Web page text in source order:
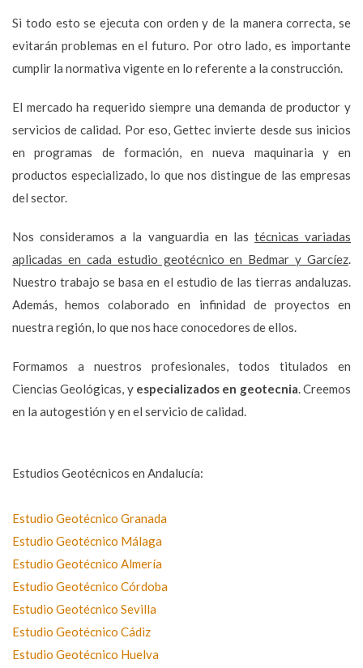
Si todo esto se ejecuta con orden y de la manera correcta, se
evitarán problemas en el futuro. Por otro lado, es importante
cumplir la normativa vigente en lo referente a la construcción.
El mercado ha requerido siempre una demanda de productor y
servicios de calidad. Por eso, Gettec invierte desde sus inicios
en programas de formación, en nueva maquinaria y en
productos especializado, lo que nos distingue de las empresas
del sector.
Nos consideramos a la vanguardia en las técnicas variadas
aplicadas en cada estudio geotécnico en Bedmar y Garcíez.
Nuestro trabajo se basa en el estudio de las tierras andaluzas.
Además, hemos colaborado en infinidad de proyectos en
nuestra región, lo que nos hace conocedores de ellos.
Formamos a nuestros profesionales, todos titulados en
Ciencias Geológicas, y especializados en geotecnia. Creemos
en la autogestión y en el servicio de calidad.
Estudios Geotécnicos en Andalucía:
Estudio Geotécnico Granada
Estudio Geotécnico Málaga
Estudio Geotécnico Almería
Estudio Geotécnico Córdoba
Estudio Geotécnico Sevilla
Estudio Geotécnico Cádiz
Estudio Geotécnico Huelva